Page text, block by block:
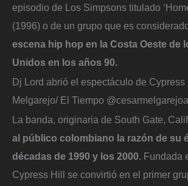
episodio de Los Simpsons titulado
(1996) o de un grupo que es
escena hip hop en la Costa Oeste de
Unidos en los años 90.
Dj Lord abrió el espectáculo de Cypress
Melgarejo/ El Tiempo @cesarmelgarejoa
La banda, originaria de South Gate,
al público colombiano la razón de su
décadas de 1990 y los 2000. Fundada
Cypress Hill se convirtió en el primer